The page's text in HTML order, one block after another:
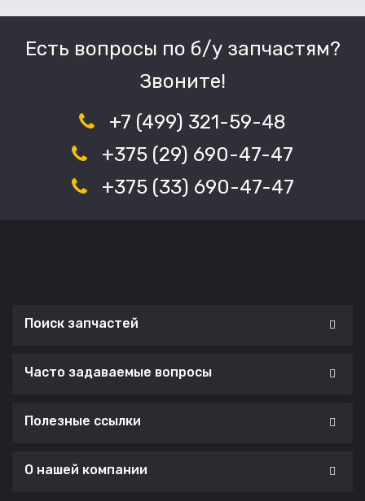
Есть вопросы по б/у запчастям?
Звоните!
+7 (499) 321-59-48
+375 (29) 690-47-47
+375 (33) 690-47-47
Поиск запчастей
Часто задаваемые вопросы
Полезные ссылки
О нашей компании